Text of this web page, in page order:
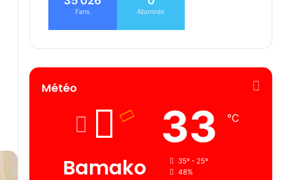
Fans Abonnés
Météo
Bamako
33 ℃
35º - 25º
48%